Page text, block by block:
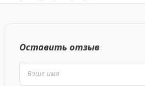
Оставить отзыв